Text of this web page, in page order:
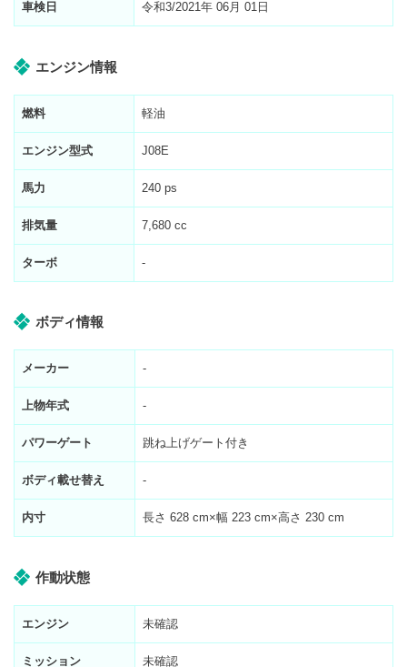
車検日 令和3/2021年 06月 01日
エンジン情報
燃料 軽油
エンジン型式 J08E
馬力 240 ps
排気量 7,680 cc
ターボ -
ボディ情報
メーカー -
上物年式 -
パワーゲート 跳ね上げゲート付き
ボディ載せ替え -
内寸 長さ 628 cm×幅 223 cm×高さ 230 cm
作動状態
エンジン 未確認
ミッション 未確認